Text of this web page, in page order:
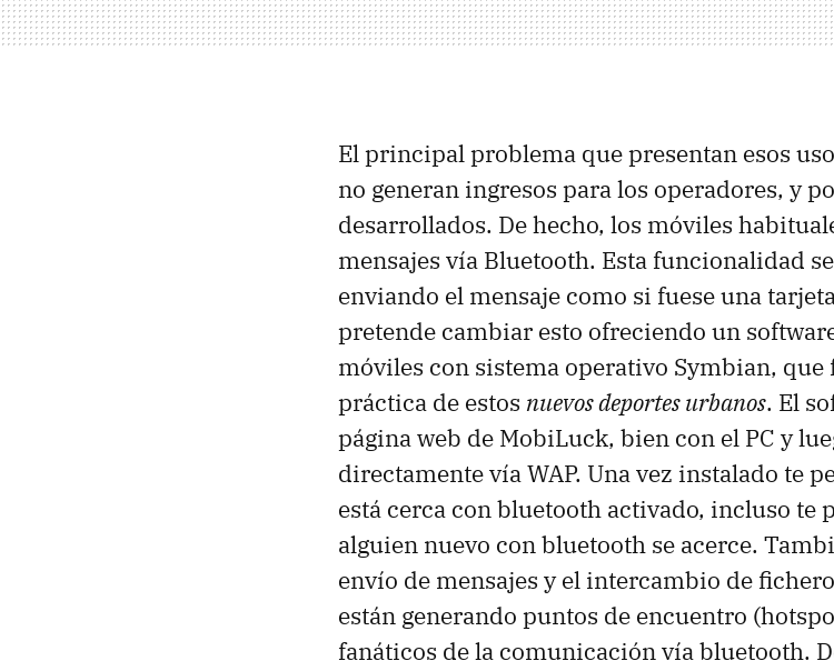
El principal problema que presentan esos
no generan ingresos para los operadores, y
desarrollados. De hecho, los móviles
mensajes vía Bluetooth. Esta funcionalidad
enviando el mensaje como si fuese una
pretende cambiar esto ofreciendo un
móviles con sistema operativo Symbian,
práctica de estos nuevos deportes urbanos. El
página web de MobiLuck, bien con el PC y
directamente vía WAP. Una vez instalado te
está cerca con bluetooth activado, incluso te
alguien nuevo con bluetooth se acerce.
envío de mensajes y el intercambio de
están generando puntos de encuentro
fanáticos de la comunicación vía bluetooth.